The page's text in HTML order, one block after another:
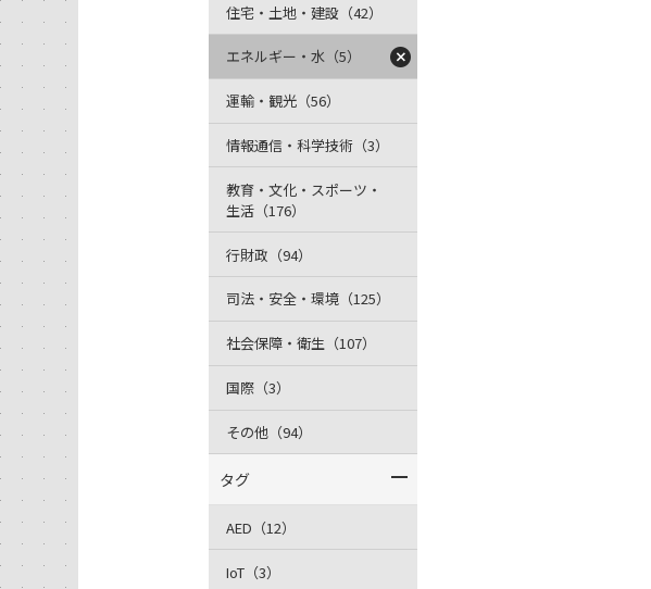
住宅・土地・建設（42）
エネルギー・水（5）
運輸・観光（56）
情報通信・科学技術（3）
教育・文化・スポーツ・
生活（176）
行財政（94）
司法・安全・環境（125）
社会保障・衛生（107）
国際（3）
その他（94）
タグ
AED（12）
IoT（3）